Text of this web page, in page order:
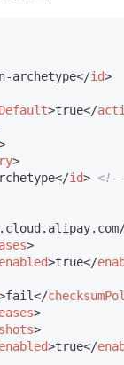
archetype</id>
>true</
>
</id> <!--
>
enabled>true</
fail</
>
>
enabled>true</